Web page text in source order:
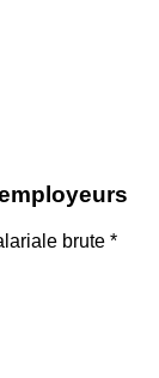
brute *